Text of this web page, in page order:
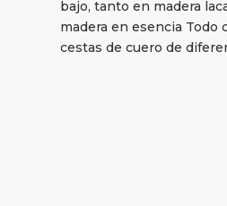
bajo, tanto en madera
madera en esencia Todo
cestas de cuero de